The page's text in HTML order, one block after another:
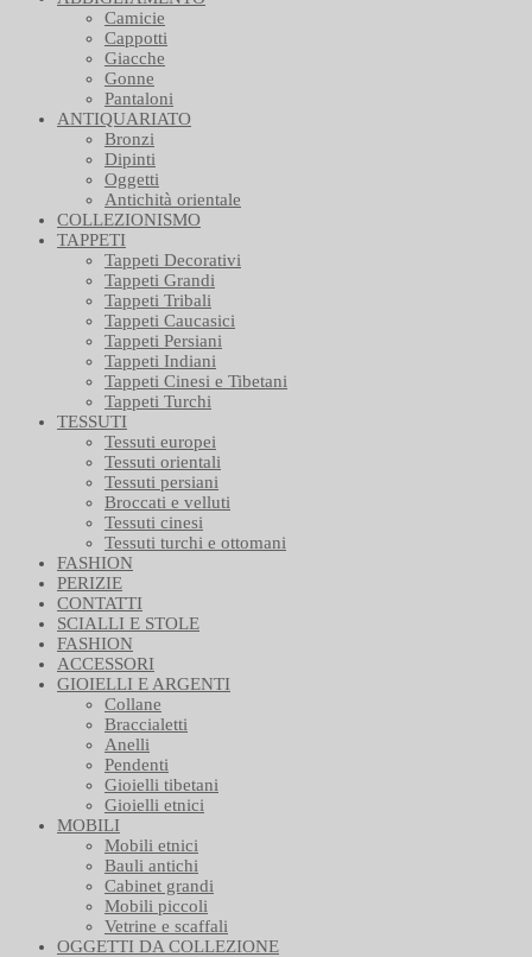
Camicie
Cappotti
Giacche
Gonne
Pantaloni
ANTIQUARIATO
Bronzi
Dipinti
Oggetti
Antichità orientale
COLLEZIONISMO
TAPPETI
Tappeti Decorativi
Tappeti Grandi
Tappeti Tribali
Tappeti Caucasici
Tappeti Persiani
Tappeti Indiani
Tappeti Cinesi e Tibetani
Tappeti Turchi
TESSUTI
Tessuti europei
Tessuti orientali
Tessuti persiani
Broccati e velluti
Tessuti cinesi
Tessuti turchi e ottomani
FASHION
PERIZIE
CONTATTI
SCIALLI E STOLE
FASHION
ACCESSORI
GIOIELLI E ARGENTI
Collane
Braccialetti
Anelli
Pendenti
Gioielli tibetani
Gioielli etnici
MOBILI
Mobili etnici
Bauli antichi
Cabinet grandi
Mobili piccoli
Vetrine e scaffali
OGGETTI DA COLLEZIONE